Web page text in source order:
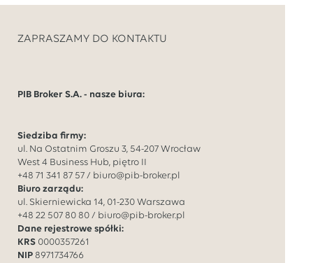
ZAPRASZAMY DO KONTAKTU
PIB Broker S.A. - nasze biura:
Siedziba firmy:
ul. Na Ostatnim Groszu 3, 54-207 Wrocław
West 4 Business Hub, piętro II
+48 71 341 87 57 / biuro@pib-broker.pl
Biuro zarządu:
ul. Skierniewicka 14, 01-230 Warszawa
+48 22 507 80 80 / biuro@pib-broker.pl
Dane rejestrowe spółki:
KRS 0000357261
NIP 8971734766